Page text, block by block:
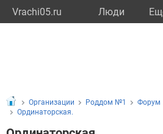
Vrachi05.ru Люди
Организации Роддом №1 Форум
Ординаторская.